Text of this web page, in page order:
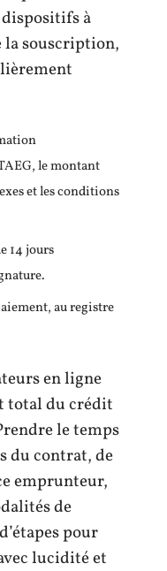
à
la souscription,
le montant
et les conditions
14 jours
au registre
en ligne
total du crédit
le temps
du contrat, de
emprunteur,
de
pour
lucidité et